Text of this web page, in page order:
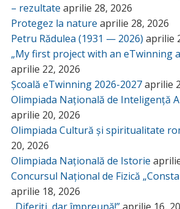
– rezultate aprilie 28, 2026
Protegez la nature aprilie 28, 2026
Petru Rădulea (1931 — 2026) aprilie
„My first project with an eTwinning
aprilie 22, 2026
Școală eTwinning 2026-2027aprilie
Olimpiada Națională de Inteligență
aprilie 20, 2026
Olimpiada Cultură și spiritualitate
20, 2026
Olimpiada Națională de Istorie
Concursul Național de Fizică
aprilie 18, 2026